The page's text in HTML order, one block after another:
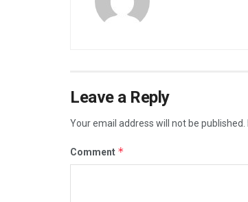
Leave a Reply
Your email address will not be published.
Comment *